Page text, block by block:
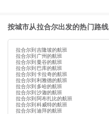
按城市从拉合尔出发的热门路线
拉合尔到吉隆坡的航班
拉合尔到广州的航班
拉合尔到曼谷的航班
拉合尔到巴库的航班
拉合尔到卡拉奇的航班
拉合尔到利雅德的航班
拉合尔到多哈的航班
拉合尔到沙迦的航班
拉合尔到阿布扎比的航班
拉合尔到科威特的航班
拉合尔到迪拜的航班